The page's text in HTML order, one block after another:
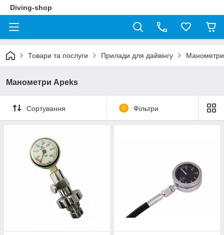
Diving-shop
Товари та послуги Прилади для дайвінгу Манометри
Манометри Apeks
Сортування 0 Фільтри